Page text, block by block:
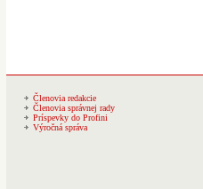
Členovia redakcie
Členovia správnej rady
Príspevky do Profini
Výročná správa